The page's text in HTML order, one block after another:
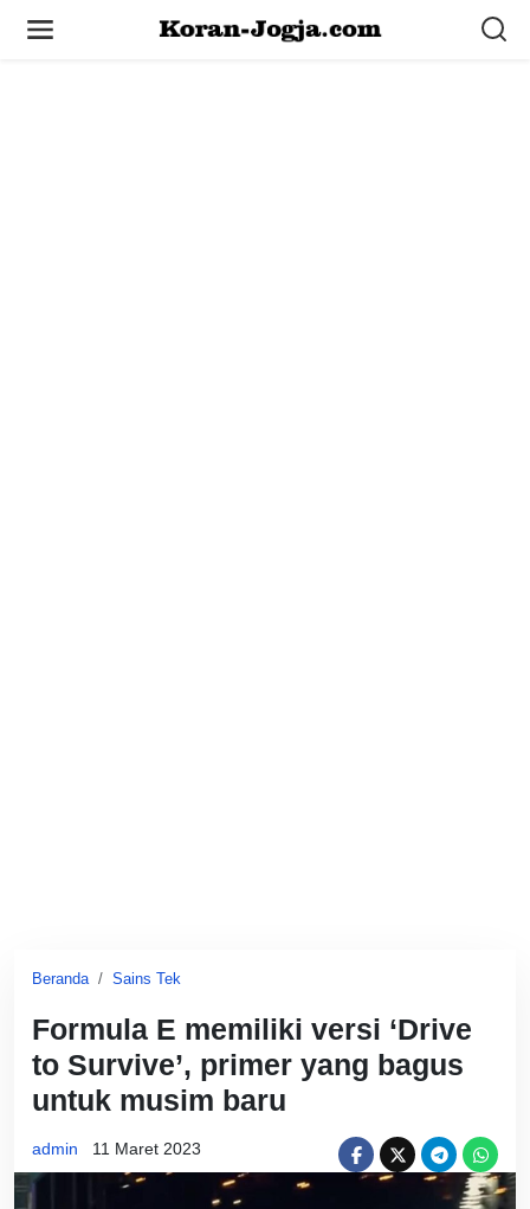
Beranda Sains Tek
Formula E memiliki versi ‘Drive
to Survive’, primer yang bagus
untuk musim baru
admin 11 Maret 2023